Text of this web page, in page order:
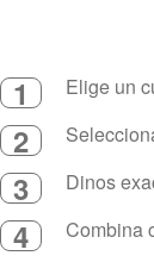
1 Elige un
2
3 Dinos
4 Combina